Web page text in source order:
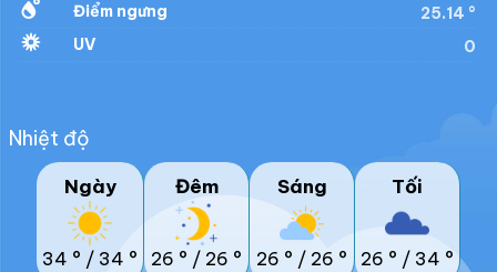
Điểm ngưng
25.14 °
UV
0
Nhiệt độ
Ngày
34 ° / 34 °
Đêm
26 ° / 26 °
Sáng
26 ° / 26 °
Tối
26 ° / 34 °